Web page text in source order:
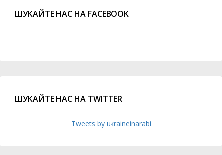
ШУКАЙТЕ НАС НА FACEBOOK
ШУКАЙТЕ НАС НА TWITTER
Tweets by ukraineinarabi